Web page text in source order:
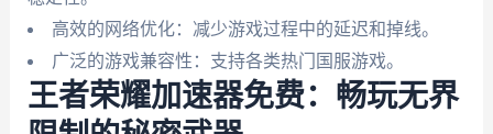
高效的网络优化：减少游戏过程中的延迟和掉线。
广泛的游戏兼容性：支持各类热门国服游戏。
王者荣耀加速器免费：畅玩无界